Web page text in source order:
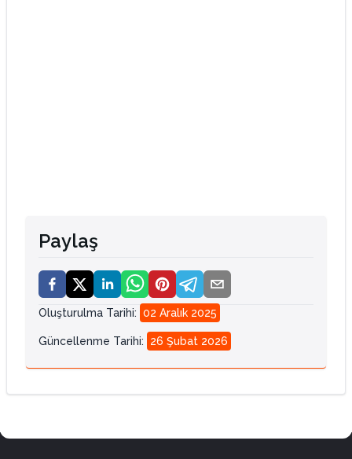
Paylaş
Oluşturulma Tarihi: 02 Aralık 2025
Güncellenme Tarihi: 26 Şubat 2026